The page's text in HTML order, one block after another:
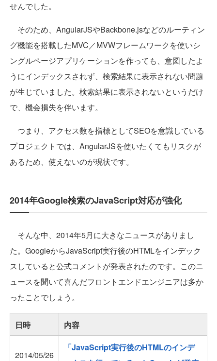
せんでした。
そのため、AngularJSやBackbone.jsなどのルーティン
グ機能を搭載したMVC／MVWフレームワークを使いシ
ングルページアプリケーションを作っても、意図したよ
うにインデックスされず、検索結果に表示されない問題
が生じていました。検索結果に表示されないというだけ
で、機会損失を伴います。
つまり、アクセス数を指標としてSEOを意識している
プロジェクトでは、AngularJSを使いたくてもリスクが
あるため、使えないのが現状です。
2014年Google検索のJavaScript対応が強化
そんな中、2014年5月に大きなニュースがありまし
た。GoogleからJavaScript実行後のHTMLをインデック
スしていると公式コメントが発表されたのです。このニ
ュースを聞いて喜んだフロントエンドエンジニアは多か
ったことでしょう。
日時 内容
2014/05/26
「JavaScript実行後のHTMLのインデ